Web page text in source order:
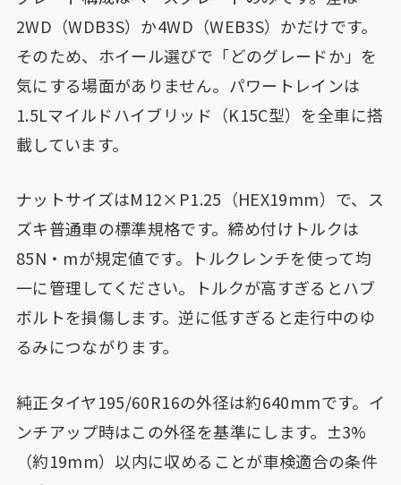
2WD（WDB3S）か4WD（WEB3S）かだけです。
そのため、ホイール選びで「どのグレードか」を
気にする場面がありません。パワートレインは
1.5Lマイルドハイブリッド（K15C型）を全車に搭
載しています。
ナットサイズはM12×P1.25（HEX19mm）で、ス
ズキ普通車の標準規格です。締め付けトルクは
85N・mが規定値です。トルクレンチを使って均
一に管理してください。トルクが高すぎるとハブ
ボルトを損傷します。逆に低すぎると走行中のゆ
るみにつながります。
純正タイヤ195/60R16の外径は約640mmです。イ
ンチアップ時はこの外径を基準にします。±3%
（約19mm）以内に収めることが車検適合の条件